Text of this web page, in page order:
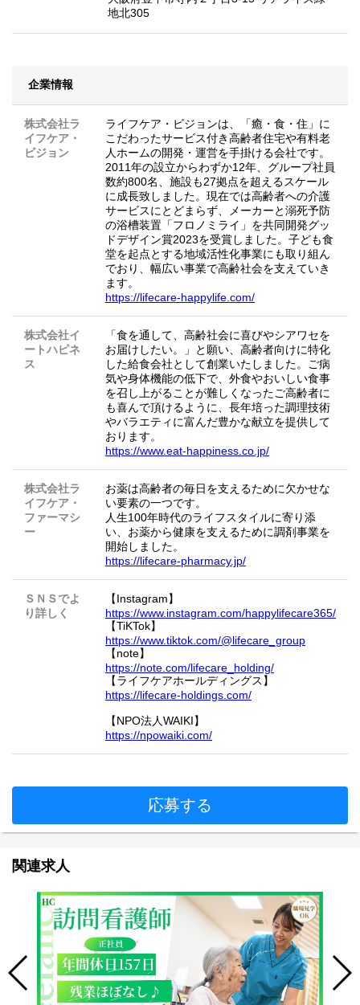
地北305
企業情報
株式会社ラ
イフケア・
ビジョン
ライフケア・ビジョンは、「癒・食・住」に
こだわったサービス付き高齢者住宅や有料老
人ホームの開発・運営を手掛ける会社です。
2011年の設立からわずか12年、グループ社員
数約800名、施設も27拠点を超えるスケール
に成長致しました。現在では高齢者への介護
サービスにとどまらず、メーカーと溺死予防
の浴槽装置「フロノミライ」を共同開発グッ
ドデザイン賞2023を受賞しました。子ども食
堂を起点とする地域活性化事業にも取り組ん
でおり、幅広い事業で高齢社会を支えていき
ます。
https://lifecare-happylife.com/
株式会社イ
ートハピネ
ス
「食を通して、高齢社会に喜びやシアワセを
お届けしたい。」と願い、高齢者向けに特化
した給食会社として創業いたしました。ご病
気や身体機能の低下で、外食やおいしい食事
を召し上がることが難しくなったご高齢者に
も喜んで頂けるように、長年培った調理技術
やバラエティに富んだ豊かな献立を提供して
おります。
https://www.eat-happiness.co.jp/
株式会社ラ
イフケア・
ファーマシ
ー
お薬は高齢者の毎日を支えるために欠かせな
い要素の一つです。
人生100年時代のライフスタイルに寄り添
い、お薬から健康を支えるために調剤事業を
開始しました。
https://lifecare-pharmacy.jp/
ＳＮＳでよ
り詳しく
【Instagram】
https://www.instagram.com/happylifecare365/
【TiKTok】
https://www.tiktok.com/@lifecare_group
【note】
https://note.com/lifecare_holding/
【ライフケアホールディングス】
https://lifecare-holdings.com/
【NPO法人WAIKI】
https://npowaiki.com/
応募する
関連求人